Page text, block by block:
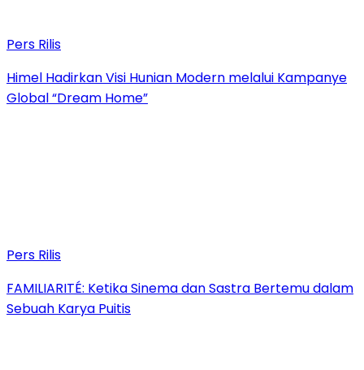
Pers Rilis
Himel Hadirkan Visi Hunian Modern melalui Kampanye
Global “Dream Home”
Pers Rilis
FAMILIARITÉ: Ketika Sinema dan Sastra Bertemu dalam
Sebuah Karya Puitis